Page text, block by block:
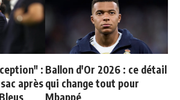
:
après
Ballon d'Or 2026 : ce détail
qui change tout pour
Mbappé